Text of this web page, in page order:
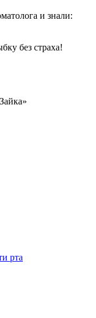
и знали:
без страха!
рта